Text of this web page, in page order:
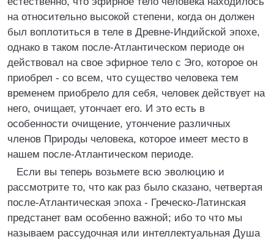
на относительно высокой степени, когда он должен
был воплотиться в теле в Древне-Индийской эпохе,
однако в таком после-Атлантическом периоде он
действовал на свое эфирное тело с Эго, которое он
приобрел - со всем, что существо человека тем
временем приобрело для себя, человек действует на
него, очищает, утончает его. И это есть в
особенности очищение, утончение различных
членов Природы человека, которое имеет место в
нашем после-Атлантическом периоде.
Если вы теперь возьмете всю эволюцию и
рассмотрите то, что как раз было сказано, четвертая
после-Атлантическая эпоха - Греческо-Латинская
предстанет вам особенно важной; ибо то что мы
называем рассудочная или интеллектуальная Душа